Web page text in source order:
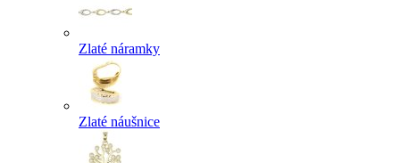
Zlaté náramky
Zlaté náušnice